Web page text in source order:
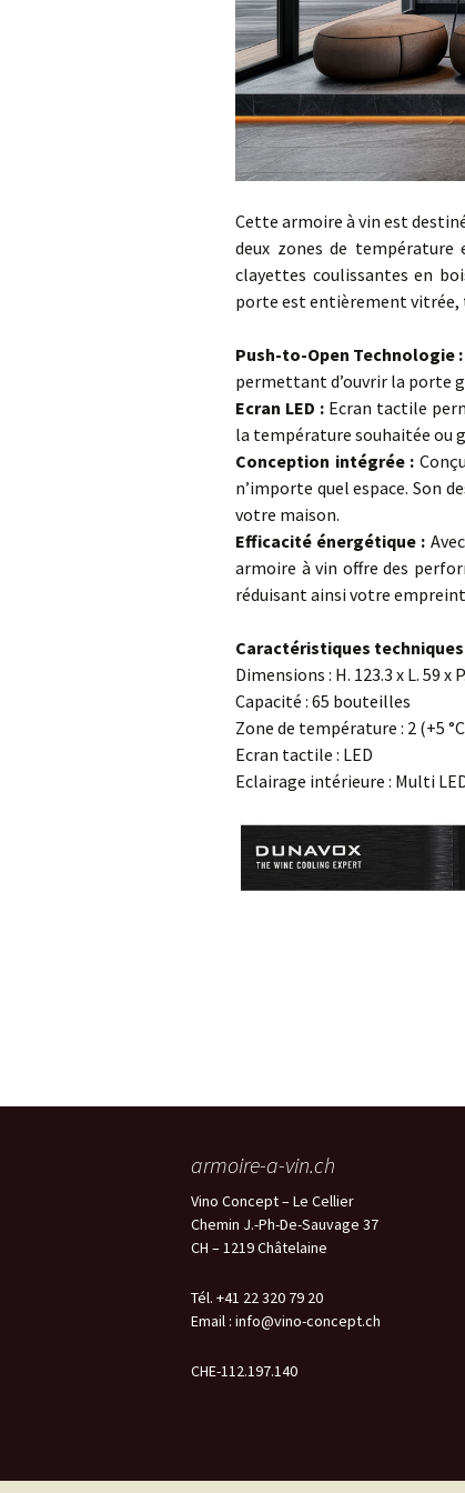
Cette armoire à vin est
deux zones de température
clayettes coulissantes en
porte est entièrement vitrée,
Push-to-Open Technologie :
permettant d’ouvrir la porte
Ecran LED : Ecran tactile
la température souhaitée ou
Conception intégrée :
n’importe quel espace. Son
votre maison.
Efficacité énergétique :
armoire à vin offre des
réduisant ainsi votre
Caractéristiques
Dimensions : H. 123.3 x L. 59 x
Capacité : 65 bouteilles
Zone de température : 2 (+5
Ecran tactile : LED
Eclairage intérieure : Multi
armoire-a-vin.ch
Vino Concept – Le Cellier
Chemin J.-Ph-De-Sauvage 37
CH – 1219 Châtelaine
Tél. +41 22 320 79 20
Email : info@vino-concept.ch
CHE-112.197.140